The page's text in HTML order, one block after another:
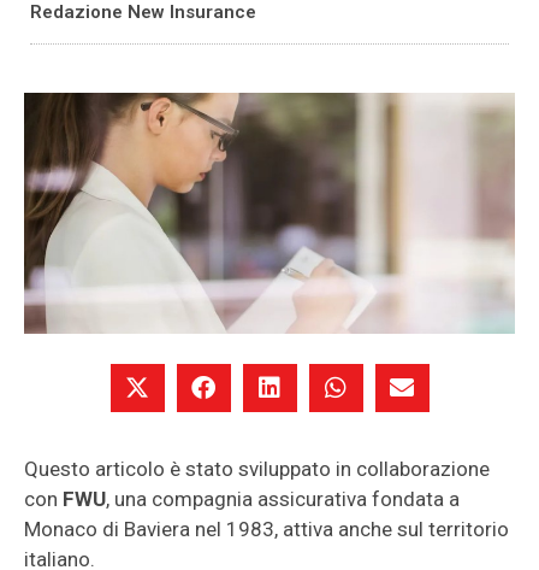
Redazione New Insurance
Questo articolo è stato sviluppato in collaborazione
con FWU, una compagnia assicurativa fondata a
Monaco di Baviera nel 1983, attiva anche sul territorio
italiano.